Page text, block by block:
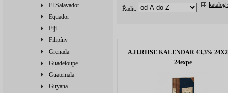
El Salavador
Equador
Fiji
Filipíny
Grenada
Guadeloupe
Guatemala
Guyana
Řadit:
katalog
A.H.RIISE KALENDAR 43,3%
24expe